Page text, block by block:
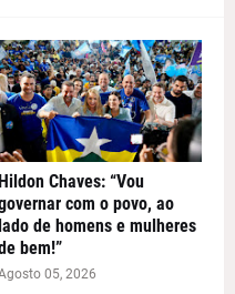
Hildon Chaves: “Vou
com o povo, ao
lado de homens e mulheres
bem!”
05, 2026